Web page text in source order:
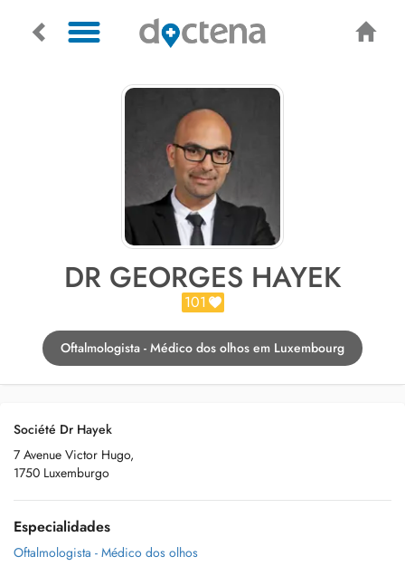
DR GEORGES HAYEK
101
Oftalmologista - Médico dos olhos em Luxembourg
Société Dr Hayek
7 Avenue Victor Hugo,
1750 Luxemburgo
Especialidades
Oftalmologista - Médico dos olhos